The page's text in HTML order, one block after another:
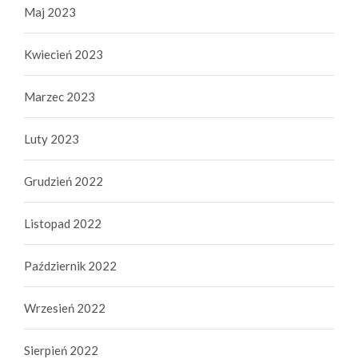
Maj 2023
Kwiecień 2023
Marzec 2023
Luty 2023
Grudzień 2022
Listopad 2022
Październik 2022
Wrzesień 2022
Sierpień 2022